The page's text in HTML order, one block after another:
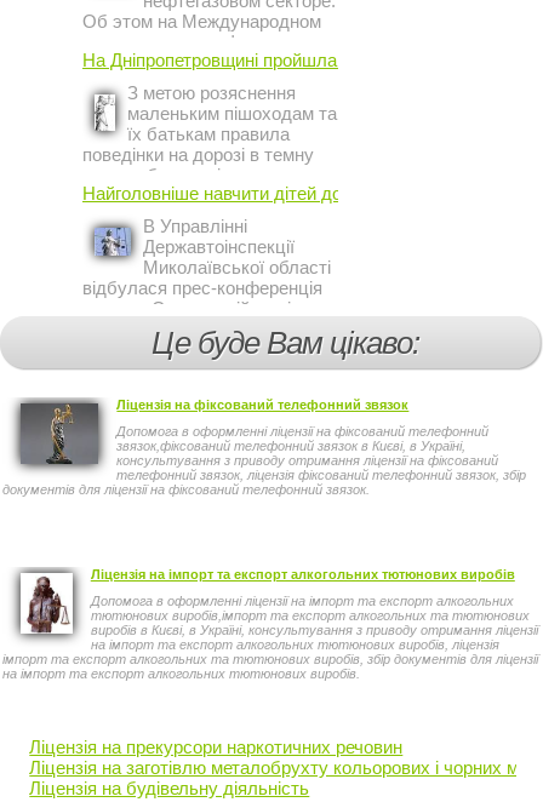
Об этом на Международном
инвестиционном форуме в
Киеве заявил постоянный
представитель МВФ на
Украине Жером Ваше.
На Дніпропетровщині пройшла акція ...
З метою розяснення
маленьким пішоходам та
їх батькам правила
поведінки на дорозі в темну
пору доби, працівники сектору
профілактичної роботи відділу
ДАІ з обслуговування міста
Кривий Ріг провели ...
Найголовніше навчити дітей дотримуватися ...
В Управлінні
Державтоінспекції
Миколаївської області
відбулася прес-конференція
на тему Стан аварійності за
участю, з вини дітей і
пішоходів.Це буде Вам цікаво:
Ліцензія на фіксований телефонний звязок
Допомога в оформленні ліцензії на фіксований телефонний
звязок,фіксований телефонний звязок в Києві, в Україні,
консультування з приводу отримання ліцензії на фіксований
телефонний звязок, ліцензія фіксований телефонний звязок, збір
документів для ліцензії на фіксований телефонний звязок.
Ліцензія на імпорт та експорт алкогольних тютюнових виробів
Допомога в оформленні ліцензії на імпорт та експорт алкогольних
тютюнових виробів,імпорт та експорт алкогольних та тютюнових
виробів в Києві, в Україні, консультування з приводу отримання ліцензії
на імпорт та експорт алкогольних тютюнових виробів, ліцензія
імпорт та експорт алкогольних та тютюнових виробів, збір документів для ліцензії
на імпорт та експорт алкогольних тютюнових виробів.
Ліцензія на прекурсори наркотичних речовин
Ліцензія на заготівлю металобрухту кольорових і чорних
Ліцензія на будівельну діяльність